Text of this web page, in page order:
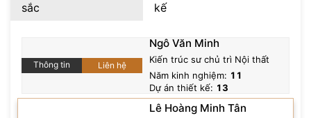
Đề xuất
Chức vụ: Kiến trúc sư chủ trì Kiến trúc, Nội thất
Số dự án đã thực hiện: 0+
Thông tin Liên hệ
Ngô Văn Minh
Kiến trúc sư chủ trì Nội thất
Năm kinh nghiệm: 11
Dự án thiết kế: 13
Lê Hoàng Minh Tân
sắc
kế